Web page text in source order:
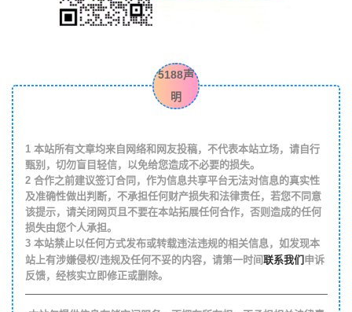
5188声
明
1本站所有文章均来自网络和网友投稿，不代表本站立场，请自行
甄别，切勿盲目轻信，以免给您造成不必要的损失。
2合作之前建议签订合同，作为信息共享平台无法对信息的真实性
及准确性做出判断，不承担任何财产损失和法律责任，若您不同意
该提示，请关闭网页且不要在本站拓展任何合作，否则造成的任何
损失由您个人承担。
3本站禁止以任何方式发布或转载违法违规的相关信息，如发现本
站上有涉嫌侵权/违规及任何不妥的内容，请第一时间联系我们申诉
反馈，经核实立即修正或删除。